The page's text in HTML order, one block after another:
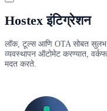
Hostex इंटिग्रेशन
लॉक, टूल्स आणि OTA सोबत सुलभ
व्यवस्थापन ऑटोमेट करण्यात,
मदत करते.